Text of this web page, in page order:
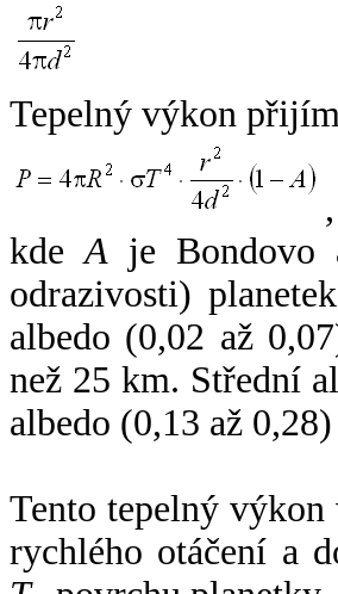
Tepelný výkon
,
kdeA je Bondovo
odrazivosti)
albedo (0,02 až
než 25 km. Střední
albedo (0,13 až
Tento tepelný
rychlého otáčení a